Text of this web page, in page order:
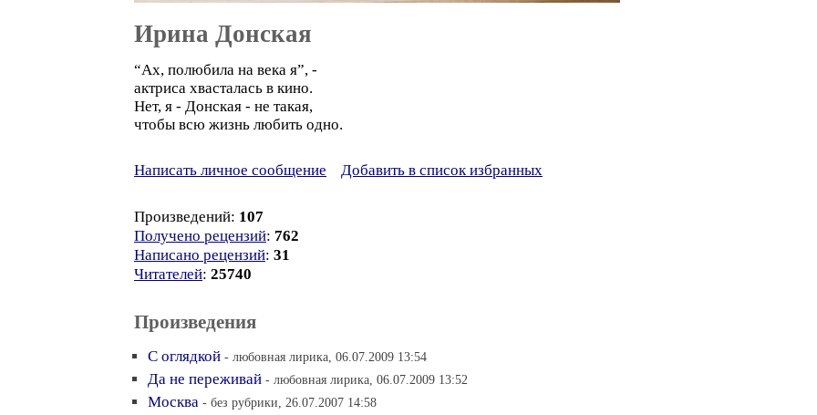
Ирина Донская
“Ах, полюбила на века я”, -
актриса хвасталась в кино.
Нет, я - Донская - не такая,
чтобы всю жизнь любить одно.
Написать личное сообщение Добавить в список избранных
Произведений: 107
Получено рецензий: 762
Написано рецензий: 31
Читателей: 25740
Произведения
С оглядкой - любовная лирика, 06.07.2009 13:54
Да не переживай - любовная лирика, 06.07.2009 13:52
Москва - без рубрики, 26.07.2007 14:58